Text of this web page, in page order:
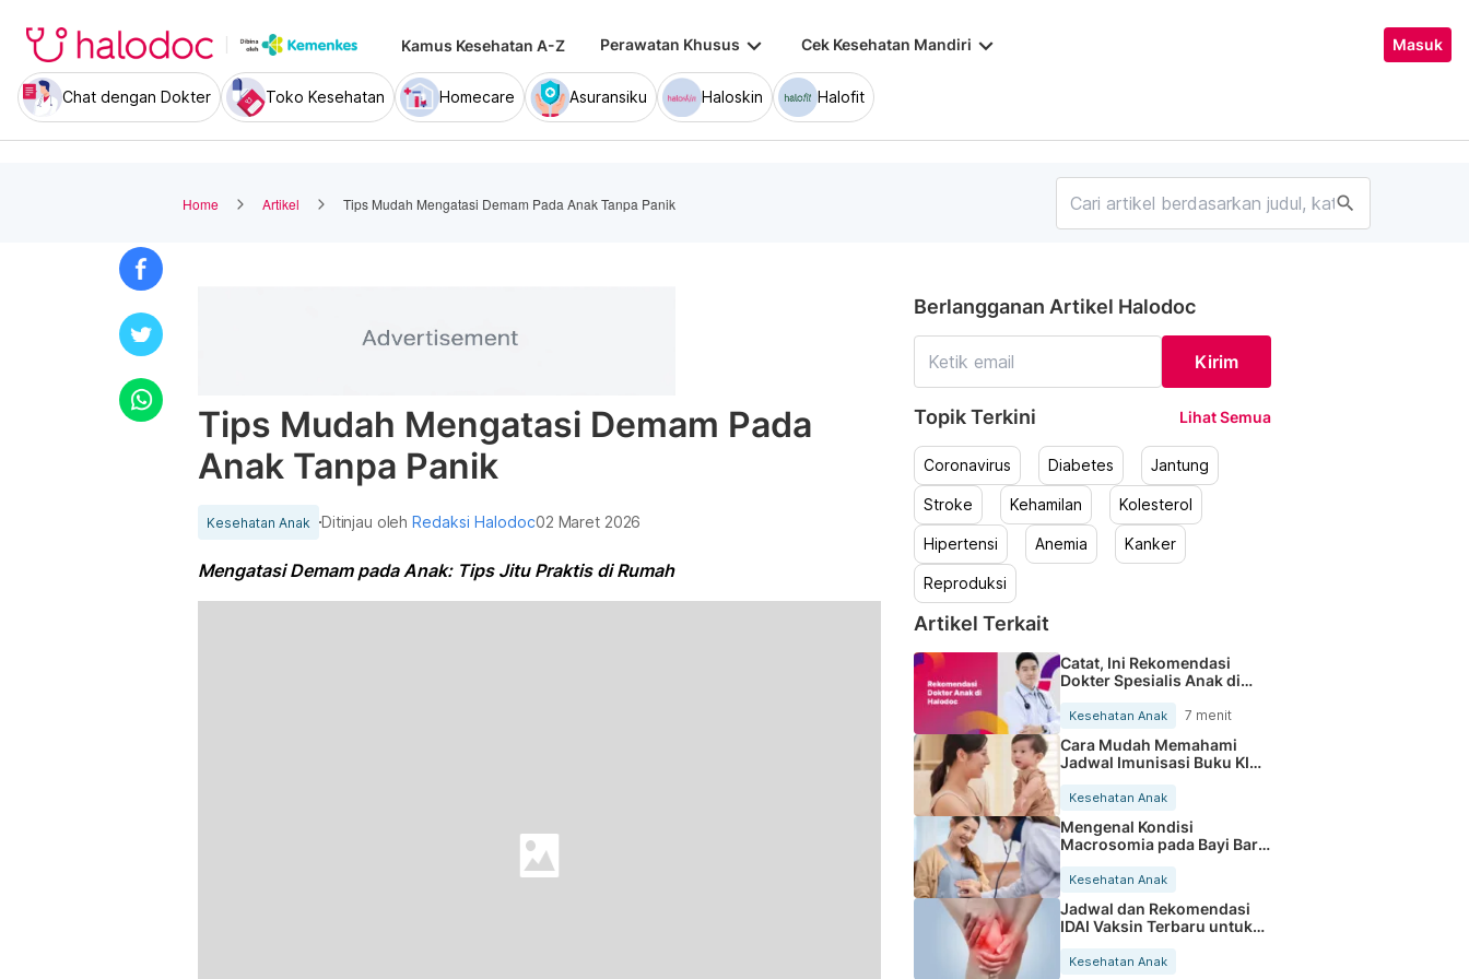
Kamus Kesehatan A-Z Perawatan Khusus keyboard_arrow_down Cek Kesehatan Mandiri keyboard_arrow_down Masuk
Chat dengan Dokter Toko Kesehatan Homecare Asuransiku Haloskin Halofit
Home Artikel Tips Mudah Mengatasi Demam Pada Anak Tanpa Panik search
Tips Mudah Mengatasi Demam Pada
Anak Tanpa Panik
Kesehatan Anak Ditinjau olehRedaksi Halodoc02 Maret 2026
Mengatasi Demam pada Anak: Tips Jitu Praktis di Rumah
Berlangganan Artikel Halodoc
Kirim
Topik Terkini Lihat Semua
Coronavirus Diabetes Jantung
Stroke Kehamilan Kolesterol
Hipertensi Anemia Kanker
Reproduksi
Artikel Terkait
Catat, Ini Rekomendasi
Dokter Spesialis Anak di
Kesehatan Anak 7 menit
Cara Mudah Memahami
Jadwal Imunisasi Buku KIA
Kesehatan Anak
Mengenal Kondisi
Macrosomia pada Bayi Baru
Kesehatan Anak
Jadwal dan Rekomendasi
IDAI Vaksin Terbaru untuk
Kesehatan Anak